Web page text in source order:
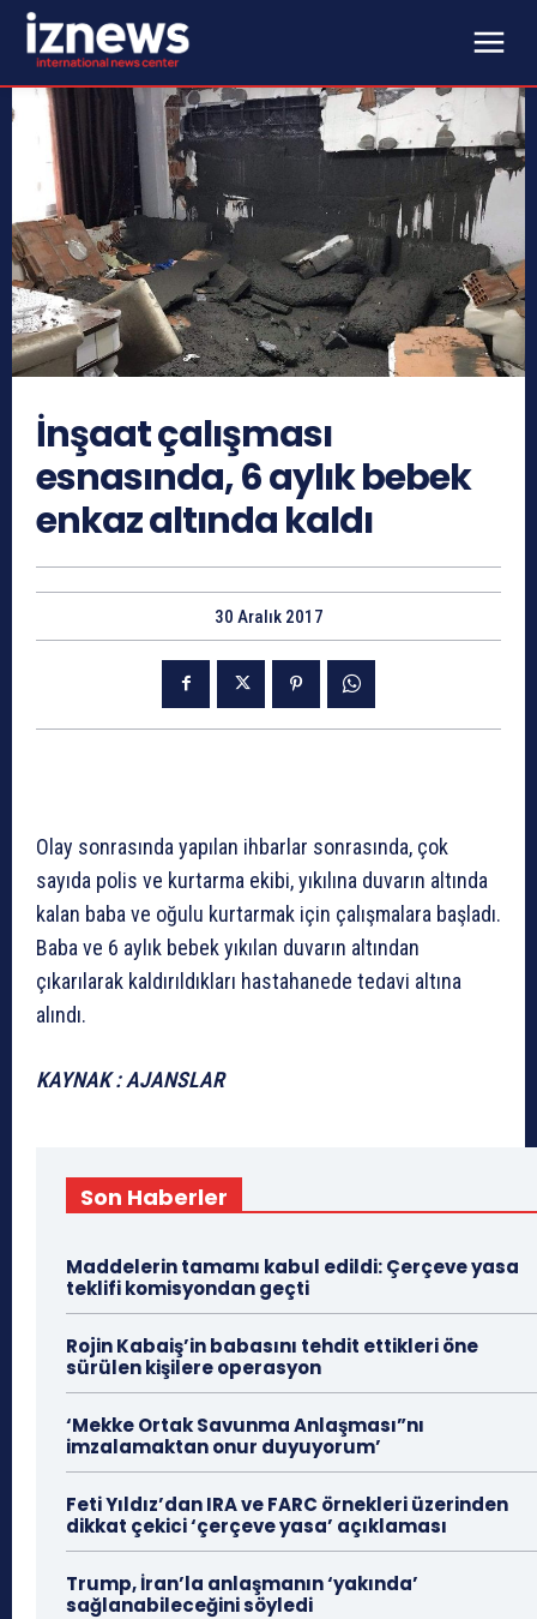
İnşaat çalışması
esnasında, 6 aylık bebek
enkaz altında kaldı
30 Aralık 2017
Olay sonrasında yapılan ihbarlar sonrasında, çok
sayıda polis ve kurtarma ekibi, yıkılına duvarın altında
kalan baba ve oğulu kurtarmak için çalışmalara başladı.
Baba ve 6 aylık bebek yıkılan duvarın altından
çıkarılarak kaldırıldıkları hastahanede tedavi altına
alındı.
KAYNAK : AJANSLAR
Son Haberler
Maddelerin tamamı kabul edildi: Çerçeve yasa
teklifi komisyondan geçti
Rojin Kabaiş’in babasını tehdit ettikleri öne
sürülen kişilere operasyon
‘Mekke Ortak Savunma Anlaşması”nı
imzalamaktan onur duyuyorum’
Feti Yıldız’dan IRA ve FARC örnekleri üzerinden
dikkat çekici ‘çerçeve yasa’ açıklaması
Trump, İran’la anlaşmanın ‘yakında’
sağlanabileceğini söyledi